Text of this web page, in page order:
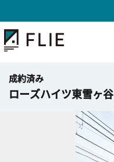
成約済み
ローズハイツ東雪ヶ谷